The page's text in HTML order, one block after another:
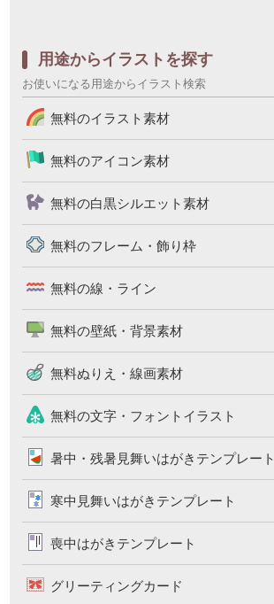
用途からイラストを探す
お使いになる用途からイラスト検索
無料のイラスト素材
無料のアイコン素材
無料の白黒シルエット素材
無料のフレーム・飾り枠
無料の線・ライン
無料の壁紙・背景素材
無料ぬりえ・線画素材
無料の文字・フォントイラスト
暑中・残暑見舞いはがきテンプレート
寒中見舞いはがきテンプレート
喪中はがきテンプレート
グリーティングカード